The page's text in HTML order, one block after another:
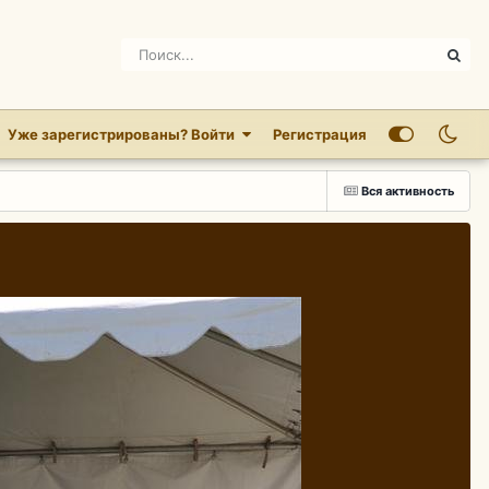
Уже зарегистрированы? Войти Регистрация
Вся активность